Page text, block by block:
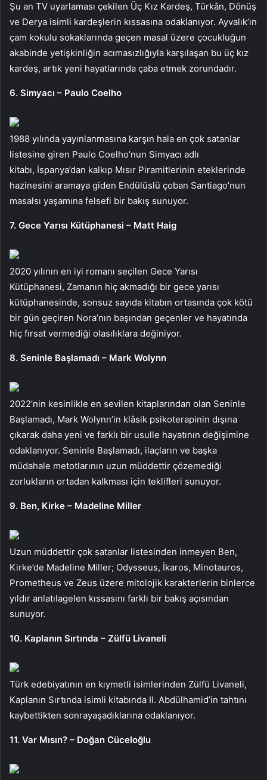
Şu an TV uyarlaması çekilen Üç Kız Kardeş, Türkân, Dönüş
ve Derya isimli kardeşlerin kıssasına odaklanıyor. Ayvalık’ın
çam kokulu sokaklarında geçen masal üzere çocukluğun
akabinde yetişkinliğin acımasızlığıyla karşılaşan bu üç kız
kardeş, artık yeni hayatlarında çaba etmek zorundadır.
6. Simyacı – Paulo Coelho
1988 yılında yayınlanmasına karşın hala en çok satanlar
listesine giren Paulo Coelho’nun Simyacı adlı
kitabı, İspanya’dan kalkıp Mısır Piramitlerinin eteklerinde
hazinesini aramaya giden Endülüslü çoban Santiago’nun
masalsı yaşamına felsefi bir bakış sunuyor.
7. Gece Yarısı Kütüphanesi – Matt Haig
2020 yılının en iyi romanı seçilen Gece Yarısı
Kütüphanesi, Zamanın hiç akmadığı bir gece yarısı
kütüphanesinde, sonsuz sayıda kitabın ortasında çok kötü
bir gün geçiren Nora’nın başından geçenler ve hayatında
hiç fırsat vermediği olasılıklara değiniyor.
8. Seninle Başlamadı – Mark Wolynn
2022’nin kesinlikle en sevilen kitaplarından olan Seninle
Başlamadı, Mark Wolynn’in klâsik psikoterapinin dışına
çıkarak daha yeni ve farklı bir usulle hayatının değişimine
odaklanıyor. Seninle Başlamadı, ilaçların ve başka
müdahale metotlarının uzun müddettir çözemediği
zorlukların ortadan kalkması için teklifleri sunuyor.
9. Ben, Kirke – Madeline Miller
Uzun müddettir çok satanlar listesinden inmeyen Ben,
Kirke’de Madeline Miller; Odysseus, İkaros, Minotauros,
Prometheus ve Zeus üzere mitolojik karakterlerin binlerce
yıldır anlatılagelen kıssasını farklı bir bakış açısından
sunuyor.
10. Kaplanın Sırtında – Zülfü Livaneli
Türk edebiyatının en kıymetli isimlerinden Zülfü Livaneli,
Kaplanın Sırtında isimli kitabında II. Abdülhamid’in tahtını
kaybettikten sonrayaşadıklarına odaklanıyor.
11. Var Mısın? – Doğan Cüceloğlu